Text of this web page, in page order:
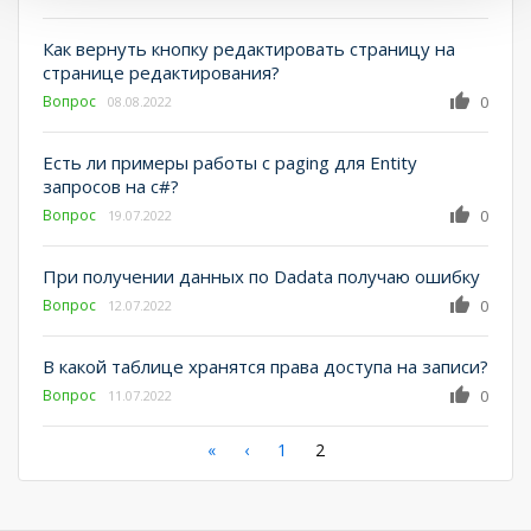
Как вернуть кнопку редактировать страницу на
странице редактирования?
Вопрос 0
08.08.2022
Есть ли примеры работы с paging для Entity
запросов на c#?
Вопрос 0
19.07.2022
При получении данных по Dadata получаю ошибку
Вопрос 0
12.07.2022
В какой таблице хранятся права доступа на записи?
Вопрос 0
11.07.2022
Нумерация
страниц
Первая
« ←‹ Страница
1
Текущая
2